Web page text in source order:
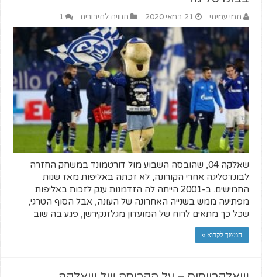
חמי עמיחי 21 במאי 2020 הזווית לחיבורים 1
שאלקה 04, שהובסה השבוע מול דורטמונד במשחק החזרה
לבונדסליגה אחרי הקורונה, לא זכתה באליפות מאז שנות
החמישים. ב-2001 הייתה לה הזדמנות ענק לזכות באליפות
מפתיעה ממש בשנייה האחרונה של העונה, אבל הסוף הטרגי,
שכל כך מתאים לרוח של המועדון מגלזנקירשן, פגע בה שוב
המשך לקרוא »